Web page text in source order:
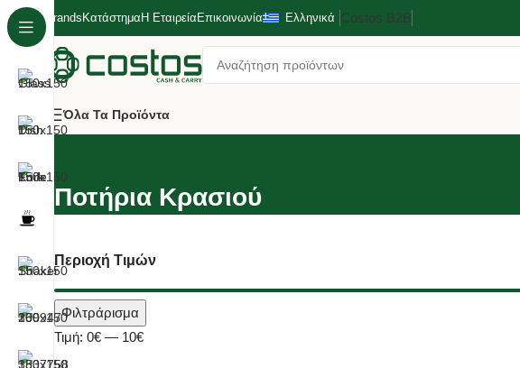
Brands Κατάστημα Η Εταιρεία Επικοινωνία Ελληνικά Costos Β2Β
Όλα Τα Προϊόντα
Ποτήρια Κρασιού
Περιοχή Τιμών
Φιλτράρισμα
Τιμή: 0€ — 10€